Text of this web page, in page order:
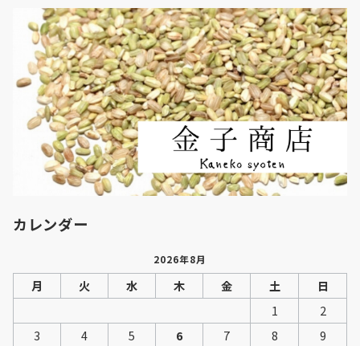
カレンダー
2026年8月
月 火 水 木 金 土
日
1
2
3
4 5 6 7 8 9